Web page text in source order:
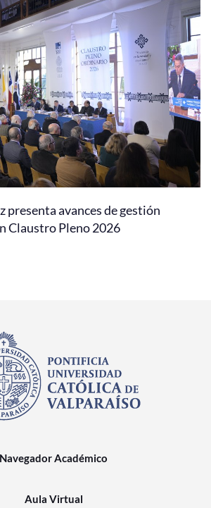
presenta avances de gestión
Claustro Pleno 2026
Navegador Académico
Aula Virtual